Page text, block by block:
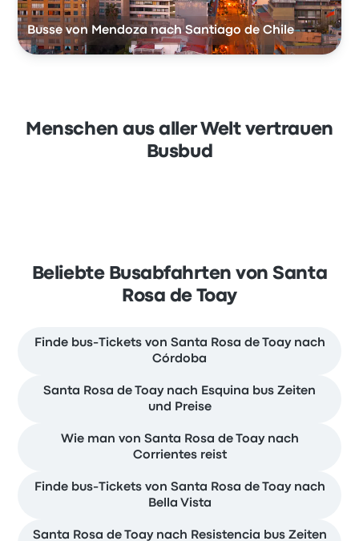
Busse von Mendoza nach Santiago de Chile
Menschen aus aller Welt vertrauen
Busbud
Beliebte Busabfahrten von Santa
Rosa de Toay
Finde bus-Tickets von Santa Rosa de Toay nach
Córdoba
Santa Rosa de Toay nach Esquina bus Zeiten
und Preise
Wie man von Santa Rosa de Toay nach
Corrientes reist
Finde bus-Tickets von Santa Rosa de Toay nach
Bella Vista
Santa Rosa de Toay nach Resistencia bus Zeiten